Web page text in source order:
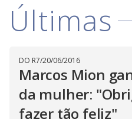
Últimas
DO R7/20/06/2016
Marcos Mion
da mulher:
fazer tão feliz"